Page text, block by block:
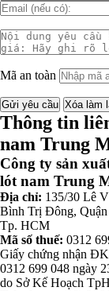
Mã an toàn
Thông tin
nam Trung
Công ty sản
lót nam Trung
Địa chỉ: 135/30 Lê
Bình Trị Đông,
Tp. HCM
Mã số thuế: 0312
Giấy chứng nhận
0312 699 048 ngày
do Sở Kế Hoạch